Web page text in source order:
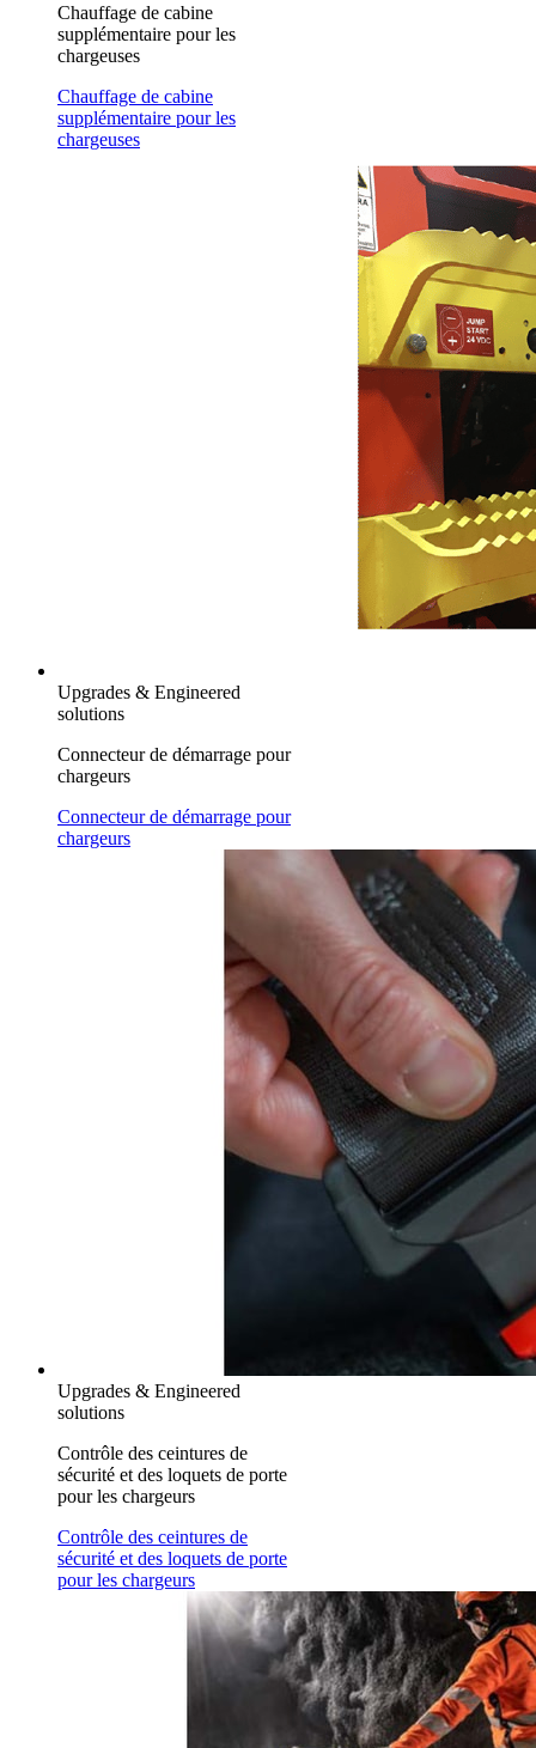
Chauffage de cabine
supplémentaire pour les
chargeuses
Chauffage de cabine
supplémentaire pour les
chargeuses
Upgrades & Engineered
solutions
Connecteur de démarrage pour
chargeurs
Connecteur de démarrage pour
chargeurs
Upgrades & Engineered
solutions
Contrôle des ceintures de
sécurité et des loquets de porte
pour les chargeurs
Contrôle des ceintures de
sécurité et des loquets de porte
pour les chargeurs